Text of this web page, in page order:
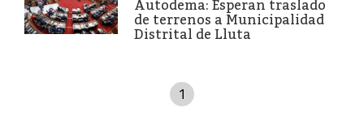
Autodema: Esperan traslado
de terrenos a Municipalidad
Distrital de Lluta
1